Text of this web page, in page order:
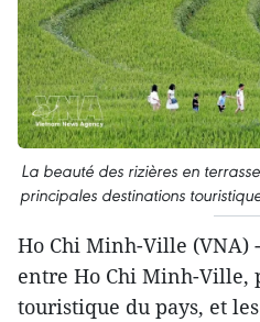
La beauté des rizières en
principales destinations
Ho Chi Minh-Ville (VNA)
entre Ho Chi Minh-Ville,
touristique du pays, et